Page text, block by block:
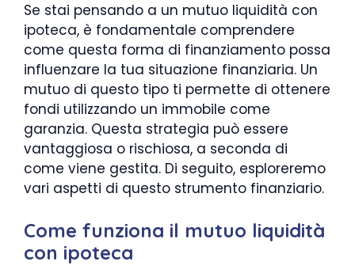
Se stai pensando a un mutuo liquidità con
ipoteca, è fondamentale comprendere
come questa forma di finanziamento possa
influenzare la tua situazione finanziaria. Un
mutuo di questo tipo ti permette di ottenere
fondi utilizzando un immobile come
garanzia. Questa strategia può essere
vantaggiosa o rischiosa, a seconda di
come viene gestita. Di seguito, esploreremo
vari aspetti di questo strumento finanziario.
Come funziona il mutuo liquidità
con ipoteca